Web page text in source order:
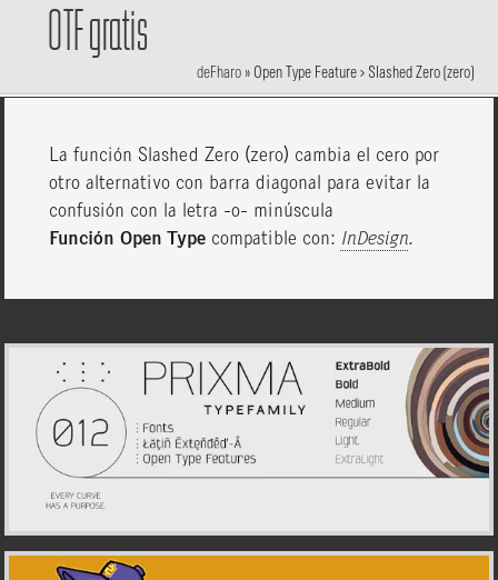
OTF gratis
deFharo» Open Type Feature > Slashed Zero (zero)
La función Slashed Zero (zero) cambia el cero por
otro alternativo con barra diagonal para evitar la
confusión con la letra -o- minúscula
Función Open Type compatible con: InDesign.